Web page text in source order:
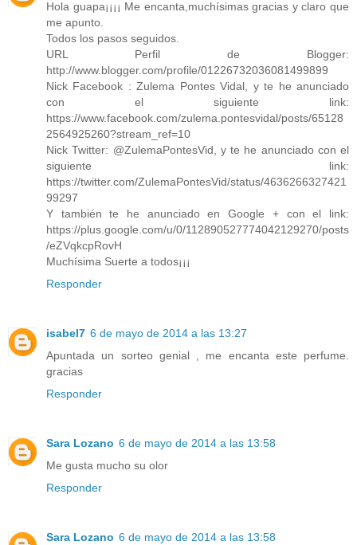
Hola guapa¡¡¡¡ Me encanta,muchísimas gracias y claro que
me apunto.
Todos los pasos seguidos.
URL Perfil de Blogger:
http://www.blogger.com/profile/01226732036081499899
Nick Facebook : Zulema Pontes Vidal, y te he anunciado
con el siguiente link:
https://www.facebook.com/zulema.pontesvidal/posts/65128
2564925260?stream_ref=10
Nick Twitter: @ZulemaPontesVid, y te he anunciado con el
siguiente link:
https://twitter.com/ZulemaPontesVid/status/4636266327421
99297
Y también te he anunciado en Google + con el link:
https://plus.google.com/u/0/112890527774042129270/posts
/eZVqkcpRovH
Muchísima Suerte a todos¡¡¡
Responder
isabel7 6 de mayo de 2014 a las 13:27
Apuntada un sorteo genial , me encanta este perfume.
gracias
Responder
Sara Lozano 6 de mayo de 2014 a las 13:58
Me gusta mucho su olor
Responder
Sara Lozano 6 de mayo de 2014 a las 13:58